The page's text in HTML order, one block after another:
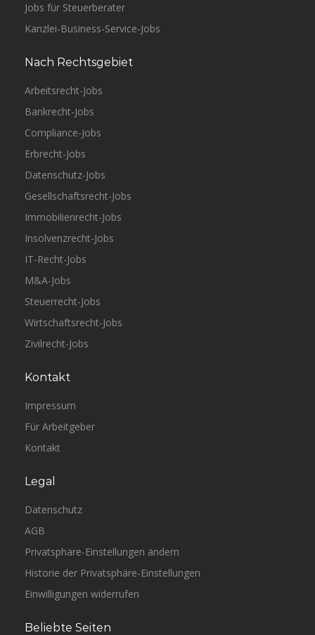
Jobs für Steuerberater
Kanzlei-Business-Service-Jobs
Nach Rechtsgebiet
Arbeitsrecht-Jobs
Bankrecht-Jobs
Compliance-Jobs
Erbrecht-Jobs
Datenschutz-Jobs
Gesellschaftsrecht-Jobs
Immobilienrecht-Jobs
Insolvenzrecht-Jobs
IT-Recht-Jobs
M&A-Jobs
Steuerrecht-Jobs
Wirtschaftsrecht-Jobs
Zivilrecht-Jobs
Kontakt
Impressum
Für Arbeitgeber
Kontakt
Legal
Datenschutz
AGB
Privatsphäre-Einstellungen ändern
Historie der Privatsphäre-Einstellungen
Einwilligungen widerrufen
Beliebte Seiten